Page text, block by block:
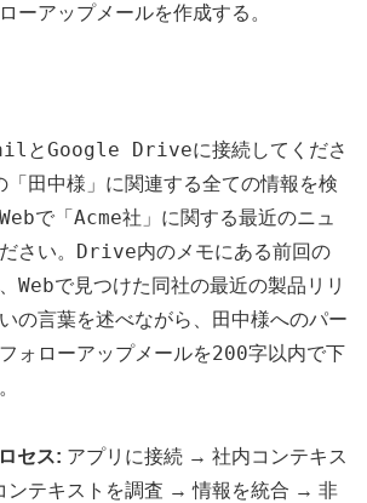
ーアップメールを作成する。
とGoogle Driveに接続してくださ
「田中様」に関連する全ての情報を検
で「Acme社」に関する最近のニュ
さい。Drive内のメモにある前回の
Webで見つけた同社の最近の製品リリ
の言葉を述べながら、田中様へのパー
ォローアップメールを200字以内で下
セス: アプリに接続 → 社内コンテキス
ンテキストを調査 → 情報を統合 → 非